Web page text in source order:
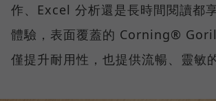
作、Excel 分析還是長時間閱讀都
體驗，表面覆蓋的 Corning®
僅提升耐用性，也提供流暢、靈敏